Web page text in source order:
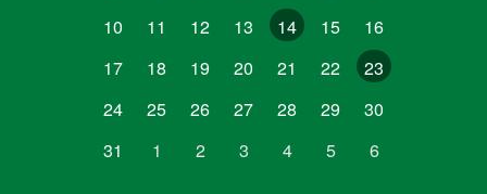
10
11 12 13 14 15
16
17
18 19 20 21 22
23
24
25 26 27 28 29
30
31
1 2 3 4 5 6